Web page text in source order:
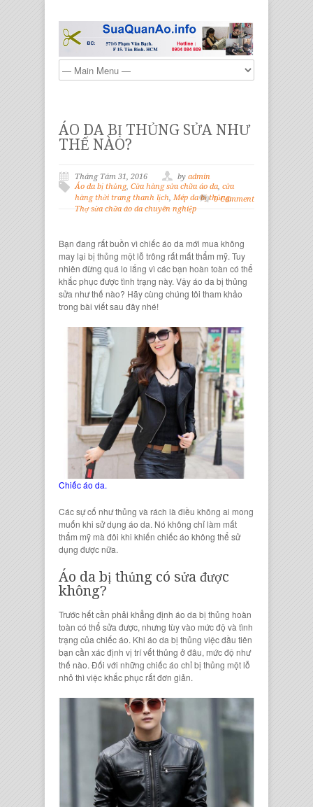
ÁO DA BỊ THỦNG SỬA NHƯ
THẾ NÀO?
Tháng Tám 31, 2016 by admin
Áo da bị thủng, Cửa hàng sửa chữa áo da, cửa
hàng thời trang thanh lịch, Mép da bị thủng,
Thợ sửa chữa áo da chuyên nghiệp
0 Comment
Bạn đang rất buồn vìchiếc áo damới mua không
may lại bị thủng một lỗ trông rất mấtthẩm mỹ. Tuy
nhiên đừng quá lo lắng vì các bạn hoàn toàn có thể
khắc phục được tình trạng này. Vậyáo da bị thủng
sửa như thế nào? Hãy cùng chúng tôi tham khảo
trong bài viết sau đây nhé!
Chiếc áo da.
Các sự cố như thủng và rách là điều không ai mong
muốn khi sử dụng áo da. Nó không chỉ làm mất
thẩm mỹmà đôi khi khiến chiếc áo không thể sử
dụng được nữa.
Áo da bị thủng có sửa được
không?
Trước hết cần phải khẳng định áo da bị thủng hoàn
toàn có thể sửa được, nhưng tùy vào mức độ và tình
trạng của chiếc áo. Khi áo da bị thủng việc đầu tiên
bạn cần xác định vị trívết thủng ở đâu, mức độ như
thế nào. Đối với những chiếc áo chỉ bị thủng một lỗ
nhỏ thì việc khắc phục rất đơn giản.